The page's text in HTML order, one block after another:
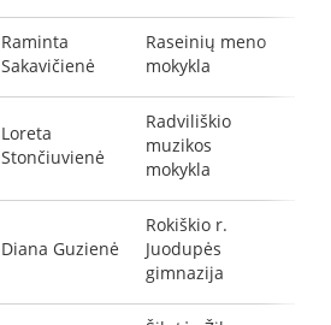
Raminta
Sakavičienė
Raseinių meno
mokykla
Loreta
Stončiuvienė
Radviliškio
muzikos
mokykla
Diana Guzienė
Rokiškio r.
Juodupės
gimnazija